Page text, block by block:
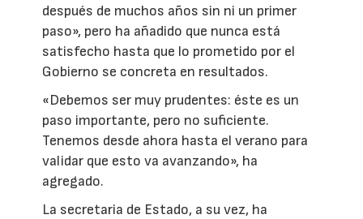
después de muchos años sin ni un primer
paso», pero ha añadido que nunca está
satisfecho hasta que lo prometido por el
Gobierno se concreta en resultados.
«Debemos ser muy prudentes: éste es un
paso importante, pero no suficiente.
Tenemos desde ahora hasta el verano para
validar que esto va avanzando», ha
agregado.
La secretaria de Estado, a su vez, ha